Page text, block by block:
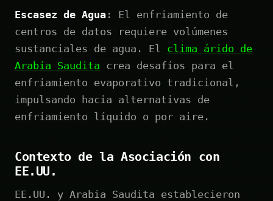
Escasez de Agua : El enfriamiento de
centros de datos requiere volúmenes
sustanciales de agua. El clima árido de
Arabia Saudita crea desafíos para el
enfriamiento evaporativo tradicional,
impulsando hacia alternativas de
enfriamiento líquido o por aire.
Contexto de la Asociación con
EE.UU.
EE.UU. y Arabia Saudita establecieron